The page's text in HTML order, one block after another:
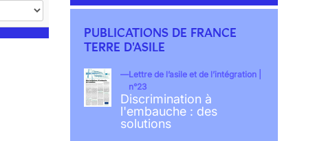
PUBLICATIONS DE FRANCE
TERRE D'ASILE
Lettre de l’asile et de l’intégration |
n°23
Discrimination à
l'embauche : des
solutions